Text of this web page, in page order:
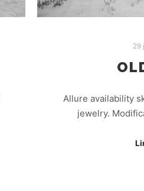
29
Allure availability
jewelry.